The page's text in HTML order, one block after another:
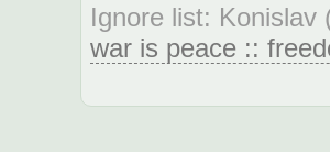
Ignore list: Konislav
war is peace ::